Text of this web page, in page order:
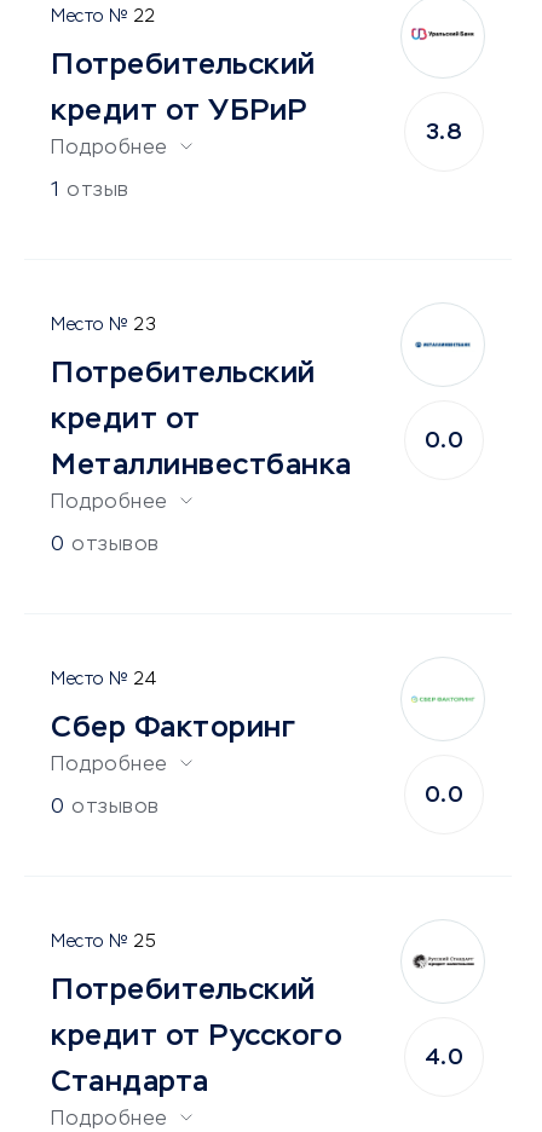
22
Потребительский
кредит от УБРиР
Подробнее
1 отзыв
3.8
23
Потребительский
кредит от
Металлинвестбанка
Подробнее
0 отзывов
0.0
24
Сбер Факторинг
Подробнее
0 отзывов
0.0
25
Потребительский
кредит от Русского
Стандарта
Подробнее
4.0